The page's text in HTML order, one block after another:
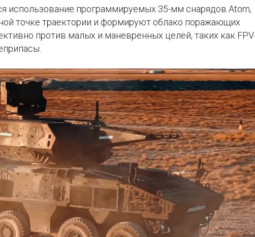
использование программируемых 35-мм снарядов Atom,
точке траектории и формируют облако поражающих
против малых и маневренных целей, таких как